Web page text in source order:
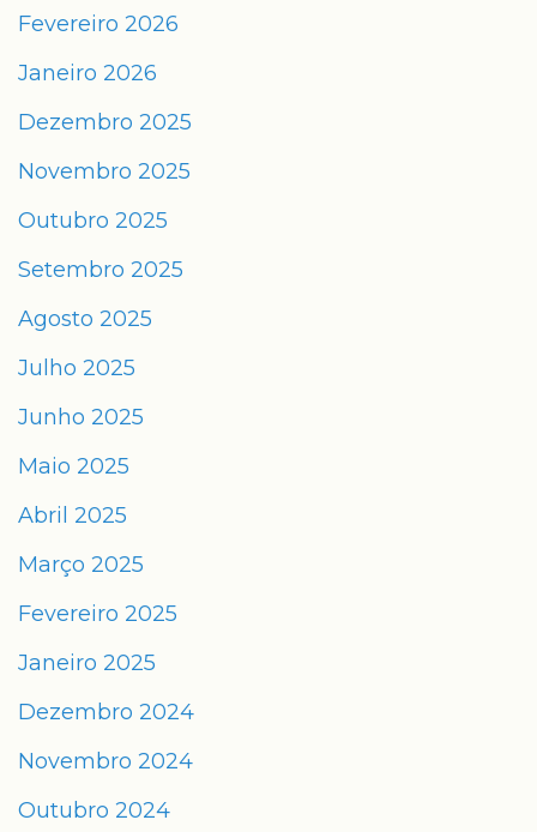
Fevereiro 2026
Janeiro 2026
Dezembro 2025
Novembro 2025
Outubro 2025
Setembro 2025
Agosto 2025
Julho 2025
Junho 2025
Maio 2025
Abril 2025
Março 2025
Fevereiro 2025
Janeiro 2025
Dezembro 2024
Novembro 2024
Outubro 2024